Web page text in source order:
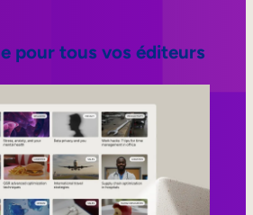
pour tous vos éditeurs